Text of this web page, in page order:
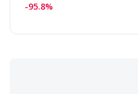
-95.8%